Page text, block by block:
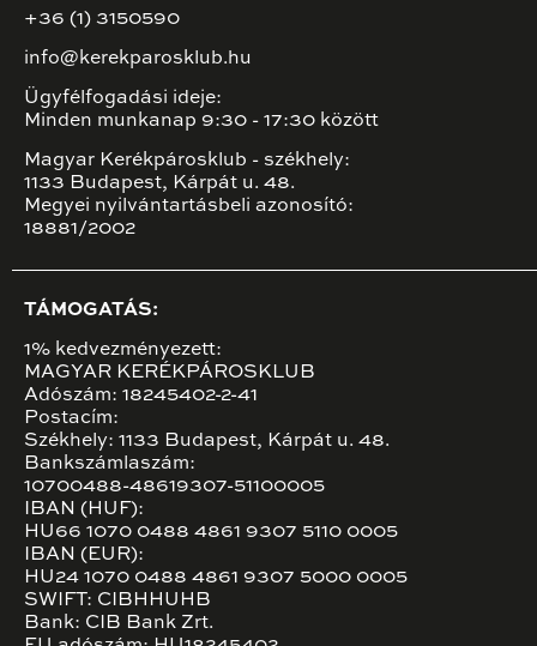
+36 (1) 3150590
info@kerekparosklub.hu
Ügyfélfogadási ideje:
Minden munkanap 9:30 - 17:30 között
Magyar Kerékpárosklub - székhely:
1133 Budapest, Kárpát u. 48.
Megyei nyilvántartásbeli azonosító:
18881/2002
TÁMOGATÁS:
1% kedvezményezett:
MAGYAR KERÉKPÁROSKLUB
Adószám: 18245402-2-41
Postacím:
Székhely: 1133 Budapest, Kárpát u. 48.
Bankszámlaszám:
10700488-48619307-51100005
IBAN (HUF):
HU66 1070 0488 4861 9307 5110 0005
IBAN (EUR):
HU24 1070 0488 4861 9307 5000 0005
SWIFT: CIBHHUHB
Bank: CIB Bank Zrt.